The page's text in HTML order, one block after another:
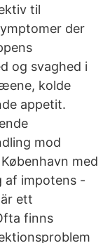
til
der
og svaghed i
kolde
appetit.
mod
med
af impotens -
ett
finns